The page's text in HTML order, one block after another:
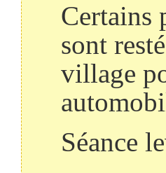
Certains
sont
village
Séance